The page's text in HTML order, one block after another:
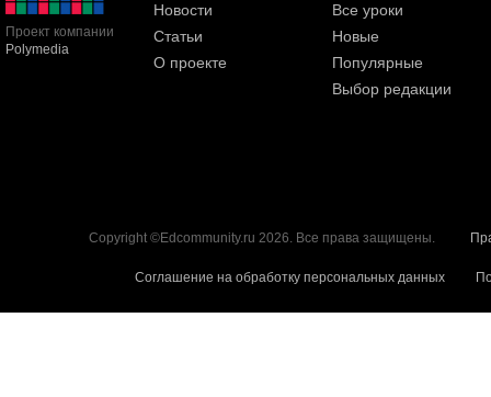
Проект компании
Polymedia
Новости
Статьи
О проекте
Все уроки
Новые
Популярные
Выбор редакции
Copyright ©Edcommunity.ru 2026. Все права защищены.
Соглашение на обработку персональных данных